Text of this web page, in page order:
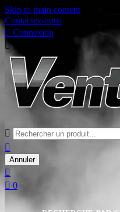
Skip to main content
Contactez-nous
 Connexion
 Panier


Annuler

 0